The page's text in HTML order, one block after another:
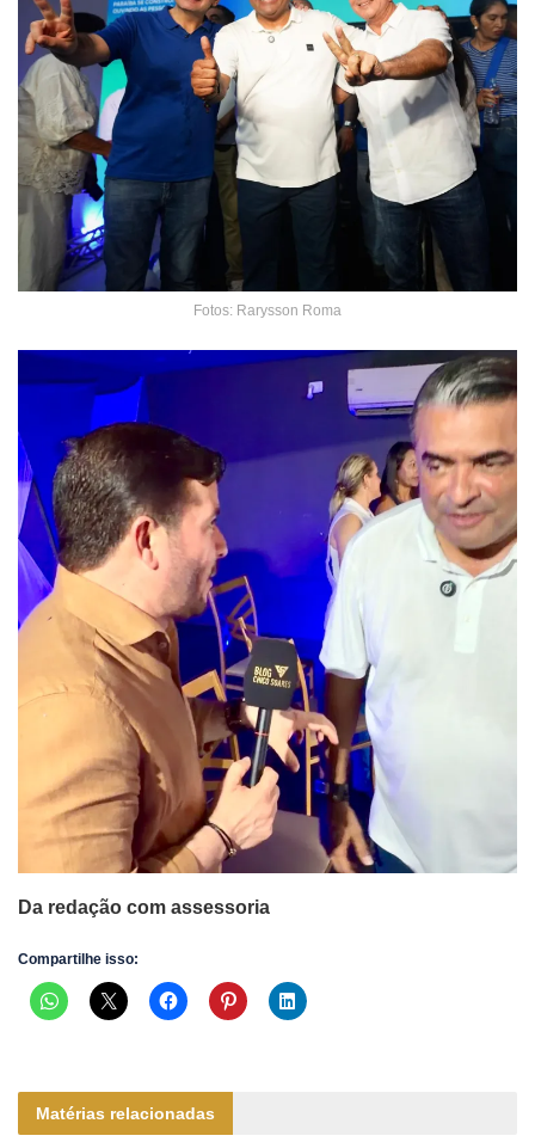
Fotos: Rarysson Roma
Da redação com assessoria
Compartilhe isso:
Matérias relacionadas